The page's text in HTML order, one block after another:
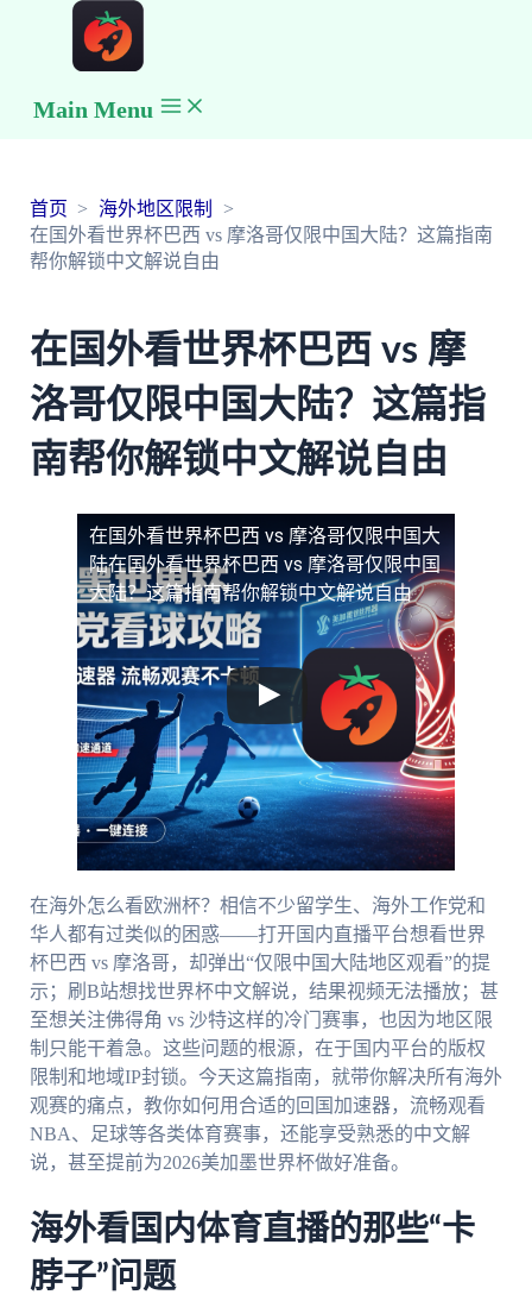
Main Menu
首页
海外地区限制
在国外看世界杯巴西 vs 摩洛哥仅限中国大陆？这篇指南
帮你解锁中文解说自由
在国外看世界杯巴西 vs 摩
洛哥仅限中国大陆？这篇指
南帮你解锁中文解说自由
在国外看世界杯巴西 vs 摩洛哥仅限中国大
陆在国外看世界杯巴西 vs 摩洛哥仅限中国
大陆？这篇指南帮你解锁中文解说自由
在海外怎么看欧洲杯？相信不少留学生、海外工作党和
华人都有过类似的困惑——打开国内直播平台想看世界
杯巴西 vs 摩洛哥，却弹出“仅限中国大陆地区观看”的提
示；刷B站想找世界杯中文解说，结果视频无法播放；甚
至想关注佛得角 vs 沙特这样的冷门赛事，也因为地区限
制只能干着急。这些问题的根源，在于国内平台的版权
限制和地域IP封锁。今天这篇指南，就带你解决所有海外
观赛的痛点，教你如何用合适的回国加速器，流畅观看
NBA、足球等各类体育赛事，还能享受熟悉的中文解
说，甚至提前为2026美加墨世界杯做好准备。
海外看国内体育直播的那些“卡
脖子”问题